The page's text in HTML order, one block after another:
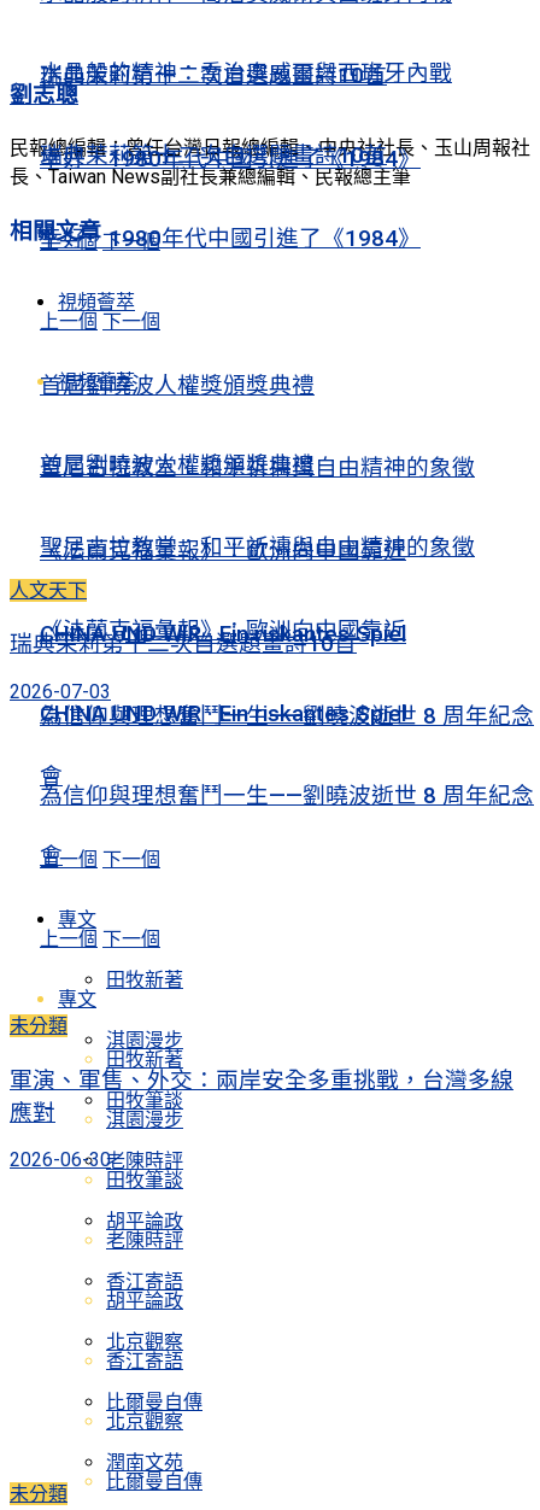
瑞典茉莉第十二次自選題畫詩10首
幸好，1980年代中國引進了《1984》
上一個 下一個
視頻薈萃
首屆劉曉波人權獎頒獎典禮
聖尼古拉教堂：和平祈禱與自由精神的象徵
《法蘭克福彙報》：歐洲向中國靠近
CHINA UND WIR · Ein riskantes Spiel
為信仰與理想奮鬥一生——劉曉波逝世 8 周年紀念
會
上一個 下一個
專文
田牧新著
淇園漫步
田牧筆談
老陳時評
胡平論政
香江寄語
北京觀察
比爾曼自傳
潤南文苑
水晶般的精神：喬治奧威爾與西班牙內戰
瑞典茉莉第十二次自選題畫詩10首
幸好，1980年代中國引進了《1984》
上一個 下一個
視頻薈萃
首屆劉曉波人權獎頒獎典禮
聖尼古拉教堂：和平祈禱與自由精神的象徵
《法蘭克福彙報》：歐洲向中國靠近
CHINA UND WIR · Ein riskantes Spiel
為信仰與理想奮鬥一生——劉曉波逝世 8 周年紀念
會
上一個 下一個
專文
田牧新著
淇園漫步
田牧筆談
老陳時評
胡平論政
香江寄語
北京觀察
比爾曼自傳
劉志聰
民報總編輯；曾任台灣日報總編輯、中央社社長、玉山周報社
長、Taiwan News副社長兼總編輯、民報總主筆
相關文章
人文天下
瑞典茉莉第十二次自選題畫詩10首
2026-07-03
未分類
軍演、軍售、外交：兩岸安全多重挑戰，台灣多線
應對
2026-06-30
未分類